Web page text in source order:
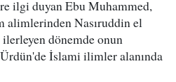
ilgi duyan Ebu Muhammed,
alimlerinden Nasıruddin el
dönemde onun
İslami ilimler alanında